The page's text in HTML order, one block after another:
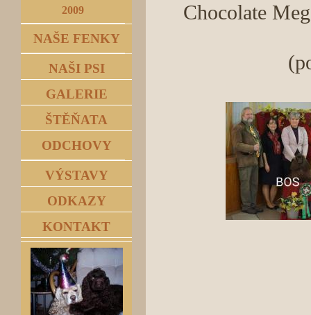
2009
NAŠE FENKY
NAŠI PSI
GALERIE
ŠTĚŇATA
ODCHOVY
VÝSTAVY
ODKAZY
KONTAKT
Chocolate